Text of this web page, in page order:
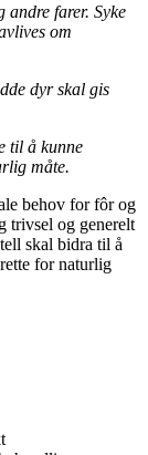
andre farer. Syke
om
dyr skal gis
til å kunne
måte.
behov for fôr og
trivsel og generelt
skal bidra til å
for naturlig